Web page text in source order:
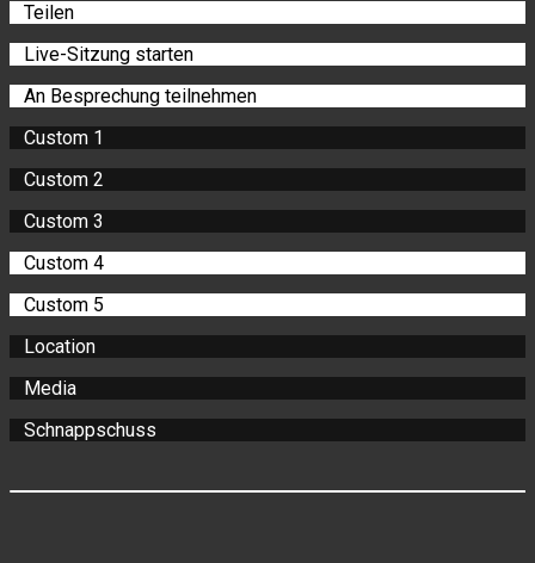
Teilen
Live-Sitzung starten
An Besprechung teilnehmen
Custom 1
Custom 2
Custom 3
Custom 4
Custom 5
Location
Media
Schnappschuss